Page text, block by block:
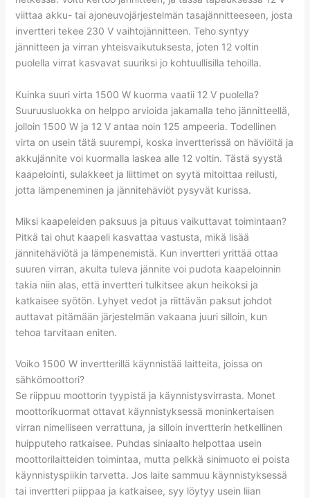
viittaa akku- tai ajoneuvojärjestelmän tasajännitteeseen, josta
invertteri tekee 230 V vaihtojännitteen. Teho syntyy
jännitteen ja virran yhteisvaikutuksesta, joten 12 voltin
puolella virrat kasvavat suuriksi jo kohtuullisilla tehoilla.
Kuinka suuri virta 1500 W kuorma vaatii 12 V puolella?
Suuruusluokka on helppo arvioida jakamalla teho jännitteellä,
jolloin 1500 W ja 12 V antaa noin 125 ampeeria. Todellinen
virta on usein tätä suurempi, koska invertterissä on häviöitä ja
akkujännite voi kuormalla laskea alle 12 voltin. Tästä syystä
kaapelointi, sulakkeet ja liittimet on syytä mitoittaa reilusti,
jotta lämpeneminen ja jännitehäviöt pysyvät kurissa.
Miksi kaapeleiden paksuus ja pituus vaikuttavat toimintaan?
Pitkä tai ohut kaapeli kasvattaa vastusta, mikä lisää
jännitehäviötä ja lämpenemistä. Kun invertteri yrittää ottaa
suuren virran, akulta tuleva jännite voi pudota kaapeloinnin
takia niin alas, että invertteri tulkitsee akun heikoksi ja
katkaisee syötön. Lyhyet vedot ja riittävän paksut johdot
auttavat pitämään järjestelmän vakaana juuri silloin, kun
tehoa tarvitaan eniten.
Voiko 1500 W invertterillä käynnistää laitteita, joissa on
sähkömoottori?
Se riippuu moottorin tyypistä ja käynnistysvirrasta. Monet
moottorikuormat ottavat käynnistyksessä moninkertaisen
virran nimelliseen verrattuna, ja silloin invertterin hetkellinen
huipputeho ratkaisee. Puhdas siniaalto helpottaa usein
moottorilaitteiden toimintaa, mutta pelkkä sinimuoto ei poista
käynnistyspiikin tarvetta. Jos laite sammuu käynnistyksessä
tai invertteri piippaa ja katkaisee, syy löytyy usein liian